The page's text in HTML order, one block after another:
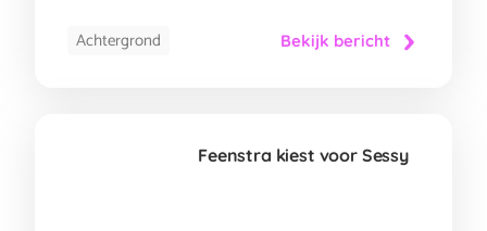
Achtergrond Bekijk bericht
Feenstra kiest voor Sessy